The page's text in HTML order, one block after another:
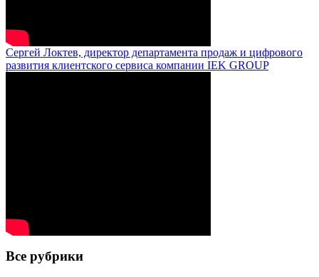
Сергей Локтев, директор департамента продаж и цифрового
развития клиентского сервиса компании IEK GROUP
Все рубрики